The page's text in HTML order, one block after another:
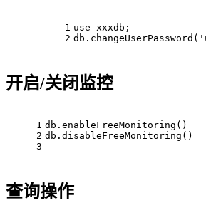
1
2
use xxxdb;
开启/关闭监控
1
2
3
db.enableFreeMonitoring()
db.disableFreeMonitoring()
查询操作